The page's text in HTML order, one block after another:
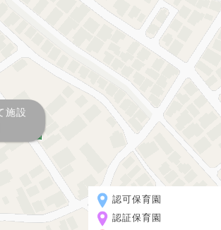
施設
認可保育園
認証保育園